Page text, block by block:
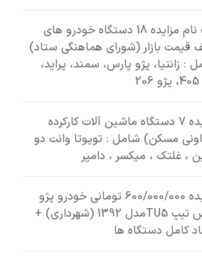
ثبت نام مزایده 18 دستگاه خودرو های
قیمت بازار (شورای هماهنگی ستاد)
: زانتیا، پژو پارس، سمند، پراید،
مزایده 7 دستگاه ماشین آلات کارکرده
مسکن) شامل : تویوتا وانت دو
، غلتک ، میکسر ، دامپر
مزایده 600/000/000 تومانی خودرو پژو
پارس تیپ TU5مدل 1392 (شهرداری) +
کامل دستگاه ها